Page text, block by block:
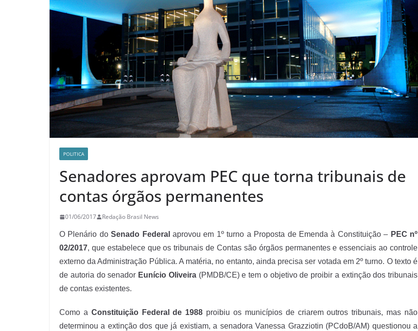
POLITICA
Senadores aprovam PEC que torna tribunais de
contas órgãos permanentes
01/06/2017 Redação Brasil News
O Plenário doSenado Federal aprovou em 1º turno a Proposta de Emenda à Constituição – PEC nº
02/2017, que estabelece que os tribunais de Contas são órgãos permanentes e essenciais ao controle
externo da Administração Pública. A matéria, no entanto, ainda precisa ser votada em 2º turno. O texto é
de autoria do senador Eunício Oliveira(PMDB/CE) e tem o objetivo de proibir a extinção dos tribunais
de contas existentes.
Como a Constituição Federal de 1988 proibiu os municípios de criarem outros tribunais, mas não
determinou a extinção dos que já existiam, a senadora Vanessa Grazziotin (PCdoB/AM) questionou a